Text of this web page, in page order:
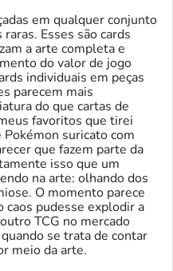
em qualquer conjunto
Esses são cards
a arte completa e
do valor de jogo
individuais em peças
parecem mais
do que cartas de
favoritos que tirei
Pokémon suricato com
que fazem parte da
isso que um
na arte: olhando dos
O momento parece
caos pudesse explodir a
TCG no mercado
se trata de contar
meio da arte.